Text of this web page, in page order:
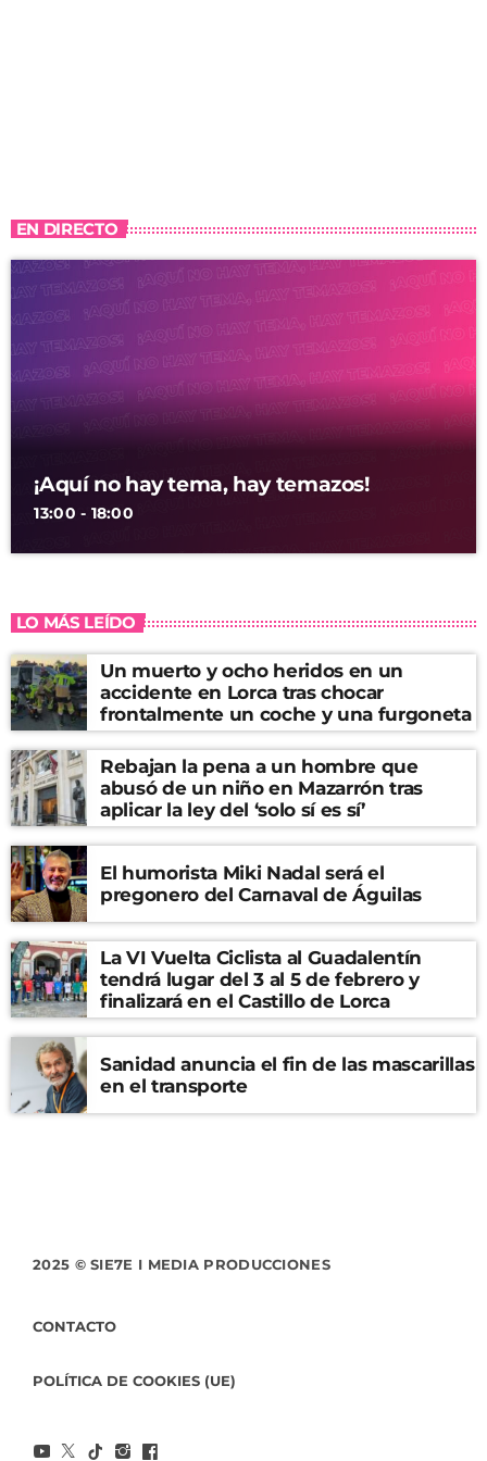
EN DIRECTO
¡Aquí no hay tema, hay temazos!
13:00 - 18:00
LO MÁS LEÍDO
Un muerto y ocho heridos en un
accidente en Lorca tras chocar
frontalmente un coche y una furgoneta
Rebajan la pena a un hombre que
abusó de un niño en Mazarrón tras
aplicar la ley del ‘solo sí es sí’
El humorista Miki Nadal será el
pregonero del Carnaval de Águilas
La VI Vuelta Ciclista al Guadalentín
tendrá lugar del 3 al 5 de febrero y
finalizará en el Castillo de Lorca
Sanidad anuncia el fin de las mascarillas
en el transporte
2025 © SIE7E I MEDIA PRODUCCIONES
CONTACTO
POLÍTICA DE COOKIES (UE)